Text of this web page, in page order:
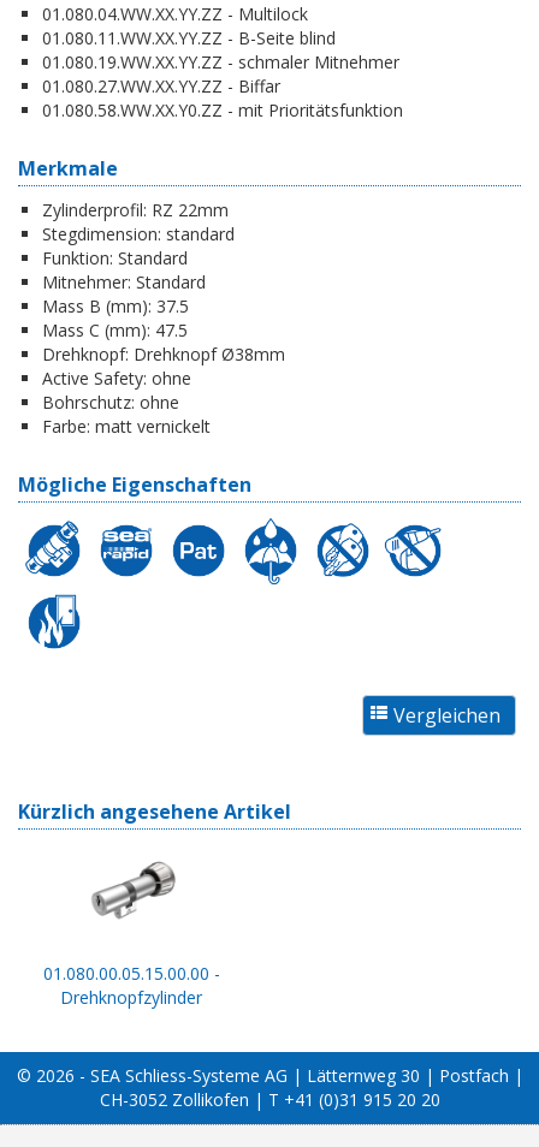
01.080.04.WW.XX.YY.ZZ - Multilock
01.080.11.WW.XX.YY.ZZ - B-Seite blind
01.080.19.WW.XX.YY.ZZ - schmaler Mitnehmer
01.080.27.WW.XX.YY.ZZ - Biffar
01.080.58.WW.XX.Y0.ZZ - mit Prioritätsfunktion
Merkmale
Zylinderprofil: RZ 22mm
Stegdimension: standard
Funktion: Standard
Mitnehmer: Standard
Mass B (mm): 37.5
Mass C (mm): 47.5
Drehknopf: Drehknopf Ø38mm
Active Safety: ohne
Bohrschutz: ohne
Farbe: matt vernickelt
Mögliche Eigenschaften
Kürzlich angesehene Artikel
01.080.00.05.15.00.00 -
Drehknopfzylinder
© 2026 - SEA Schliess-Systeme AG | Lätternweg 30 | Postfach |
CH-3052 Zollikofen | T +41 (0)31 915 20 20